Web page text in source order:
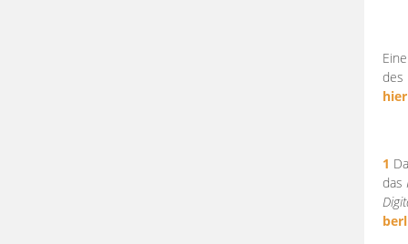
des
hier
1
das